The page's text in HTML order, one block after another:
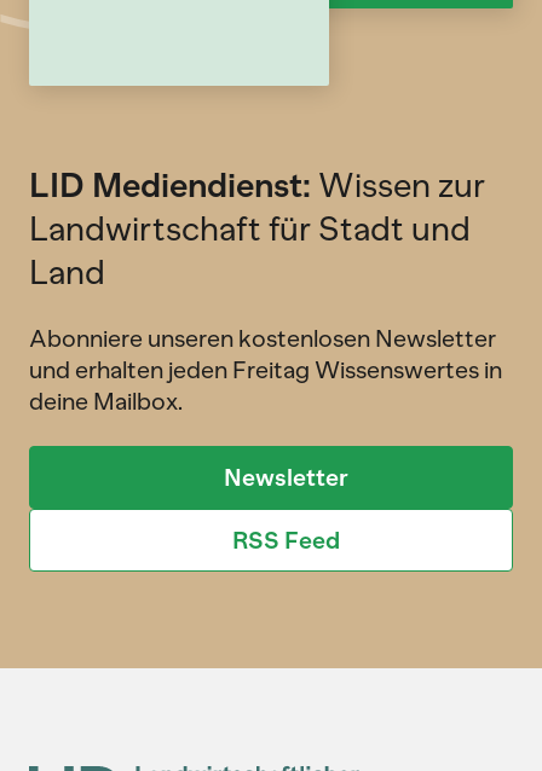
LID Mediendienst: Wissen zur
Landwirtschaft für Stadt und
Land
Abonniere unseren kostenlosen Newsletter
und erhalten jeden Freitag Wissenswertes in
deine Mailbox.
Newsletter
RSS Feed